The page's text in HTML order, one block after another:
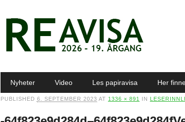
Main menu
Nyheter Video Les papiravisa Her
PUBLISHED 6. SEPTEMBER 2023 AT 1336 × 891 IN